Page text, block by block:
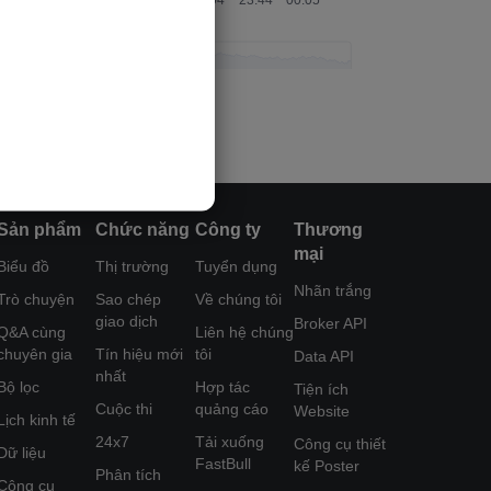
phẩm
đồ
chuyện
cùng
gia
lọc
kinh tế
liệu
cụ
Chức năng
Thị trường
Sao chép
giao dịch
Tín hiệu mới
nhất
Cuộc thi
24x7
Phân tích
Công ty
Tuyển dụng
Về chúng tôi
Liên hệ chúng
tôi
Hợp tác
quảng cáo
Tải xuống
FastBull
Thương
mại
Nhãn trắng
Broker API
Data API
Tiện ích
Website
Công cụ thiết
kế Poster